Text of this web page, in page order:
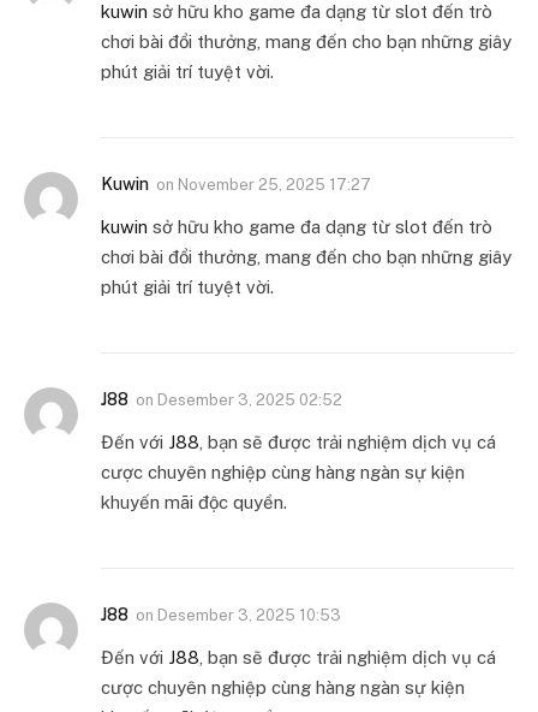
kuwin sở hữu kho game đa dạng từ slot đến trò
chơi bài đổi thưởng, mang đến cho bạn những giây
phút giải trí tuyệt vời.
Kuwin on November 25, 2025 17:27
kuwin sở hữu kho game đa dạng từ slot đến trò
chơi bài đổi thưởng, mang đến cho bạn những giây
phút giải trí tuyệt vời.
J88 on Desember 3, 2025 02:52
Đến với J88, bạn sẽ được trải nghiệm dịch vụ cá
cược chuyên nghiệp cùng hàng ngàn sự kiện
khuyến mãi độc quyền.
J88 on Desember 3, 2025 10:53
Đến với J88, bạn sẽ được trải nghiệm dịch vụ cá
cược chuyên nghiệp cùng hàng ngàn sự kiện